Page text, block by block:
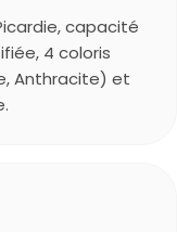
capacité
4 coloris
Anthracite) et